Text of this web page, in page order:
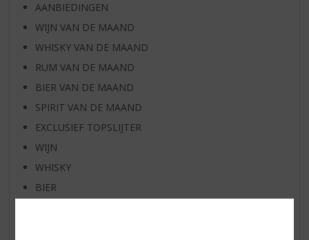
AANBIEDINGEN
WIJN VAN DE MAAND
WHISKY VAN DE MAAND
RUM VAN DE MAAND
BIER VAN DE MAAND
SPIRIT VAN DE MAAND
EXCLUSIEF TOPSLIJTER
WIJN
WHISKY
BIER